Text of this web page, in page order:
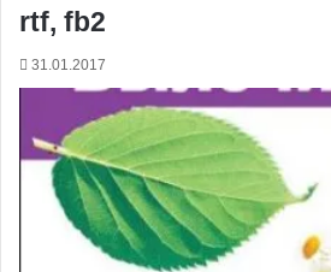
rtf, fb2
31.01.2017